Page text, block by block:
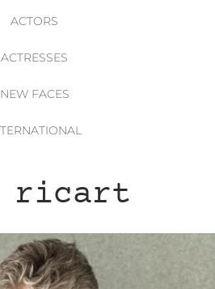
ACTORS
ACTRESSES
NEW FACES
ricart